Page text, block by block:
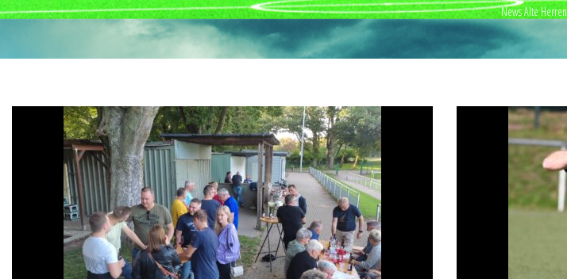
News Alte Herren